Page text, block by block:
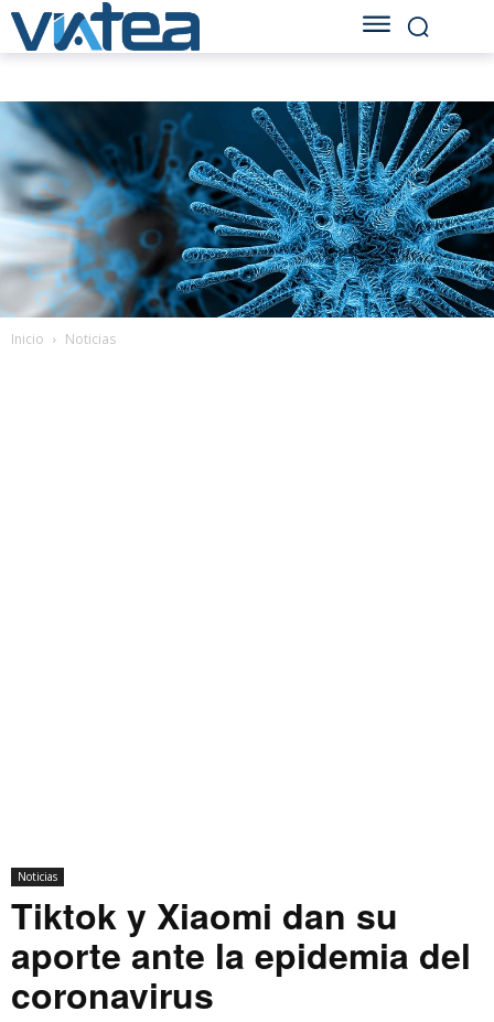
Inicio Noticias
Noticias
Tiktok y Xiaomi dan su
aporte ante la epidemia del
coronavirus